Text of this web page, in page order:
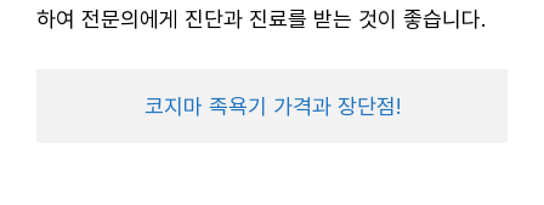
하여 전문의에게 진단과 진료를 받는 것이 좋습니다.
코지마 족욕기 가격과 장단점!